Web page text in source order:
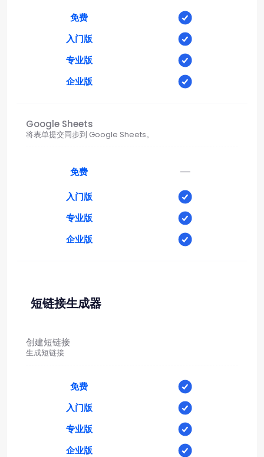
免费
入门版
专业版
企业版
Google Sheets
将表单提交同步到 Google Sheets。
免费 —
入门版
专业版
企业版
短链接生成器
创建短链接
生成短链接
免费
入门版
专业版
企业版